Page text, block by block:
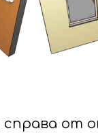
справа от